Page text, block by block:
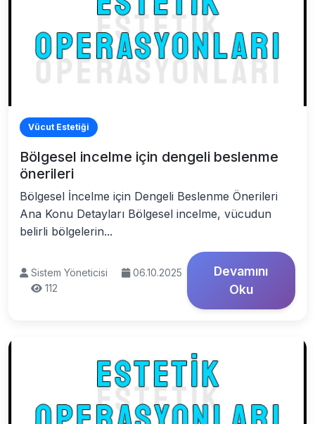
Vücut Estetiği
Bölgesel incelme için dengeli beslenme
önerileri
Bölgesel İncelme için Dengeli Beslenme Önerileri
Ana Konu Detayları Bölgesel incelme, vücudun
belirli bölgelerin...
Sistem Yöneticisi
06.10.2025
112
Devamını
Oku